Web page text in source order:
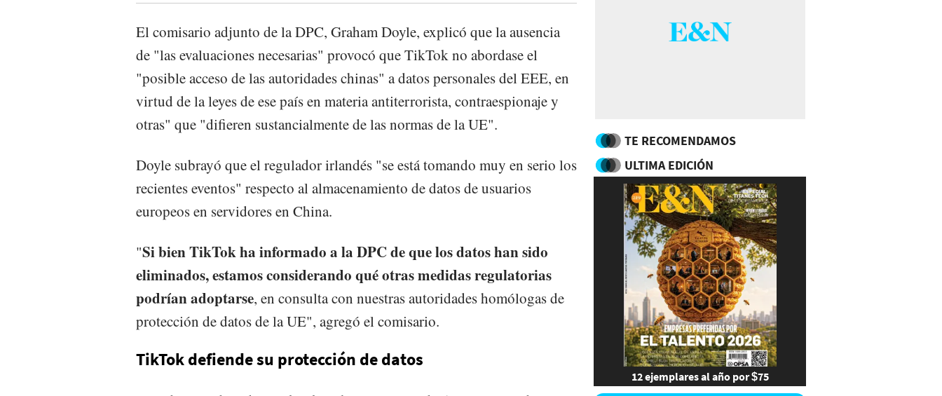
El comisario adjunto de la DPC, Graham Doyle, explicó que la ausencia
de "las evaluaciones necesarias" provocó que TikTok no abordase el
"posible acceso de las autoridades chinas" a datos personales del EEE, en
virtud de la leyes de ese país en materia antiterrorista, contraespionaje y
otras" que "difieren sustancialmente de las normas de la UE".
Doyle subrayó que el regulador irlandés "se está tomando muy en serio los
recientes eventos" respecto al almacenamiento de datos de usuarios
europeos en servidores en China.
"Si bien TikTok ha informado a la DPC de que los datos han sido
eliminados, estamos considerando qué otras medidas regulatorias
podrían adoptarse, en consulta con nuestras autoridades homólogas de
protección de datos de la UE", agregó el comisario.
TikTok defiende su protección de datos
TE RECOMENDAMOS
ULTIMA EDICIÓN
12 ejemplares al año por $75